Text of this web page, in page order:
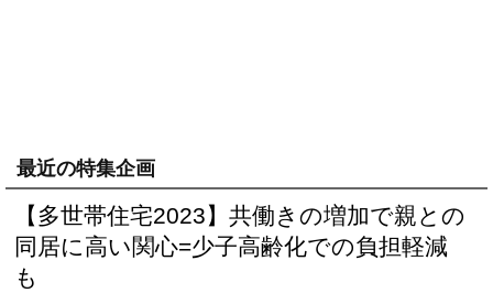
最近の特集企画
【多世帯住宅2023】共働きの増加で親との
同居に高い関心=少子高齢化での負担軽減
も